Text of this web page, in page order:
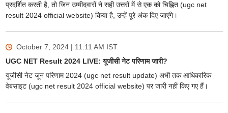
प्रदर्शित करती है, तो जिन उम्मीदवारों ने सही उत्तरों में से एक को चिह्नित (ugc net
result 2024 official website) किया है, उन्हें पूरे अंक दिए जाएंगे।
October 7, 2024 | 11:11 AM IST
UGC NET Result 2024 LIVE: यूजीसी नेट परिणाम जारी?
यूजीसी नेट जून परिणाम 2024 (ugc net result update) अभी तक आधिकारिक
वेबसाइट (ugc net result 2024 official website) पर जारी नहीं किए गए हैं।